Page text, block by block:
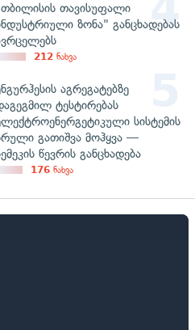
თავისუფალი
ზონა" განცხადებას
212 ნახვა
აგრეგატებზე
ტესტირებას
სისტემის
გათიშვა მოჰყვა —
წევრის განცხადება
176 ნახვა